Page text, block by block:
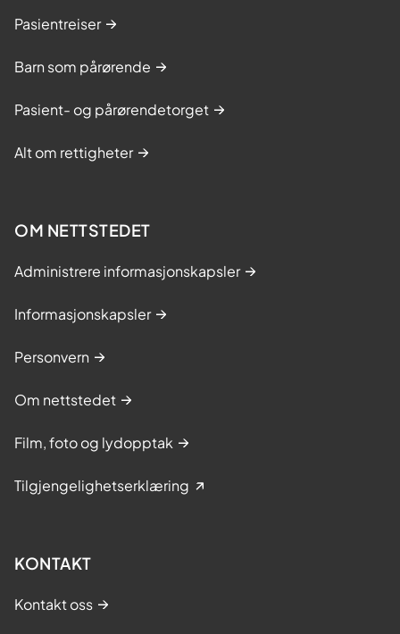
Pasientreiser
Barn som pårørende
Pasient- og pårørendetorget
Alt om rettigheter
OM NETTSTEDET
Administrere informasjonskapsler
Informasjonskapsler
Personvern
Om nettstedet
Film, foto og lydopptak
Tilgjengelighetserklæring
KONTAKT
Kontakt oss